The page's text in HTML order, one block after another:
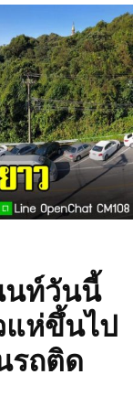
นท์วันนี้
แห่ขึ้นไป
รถติด